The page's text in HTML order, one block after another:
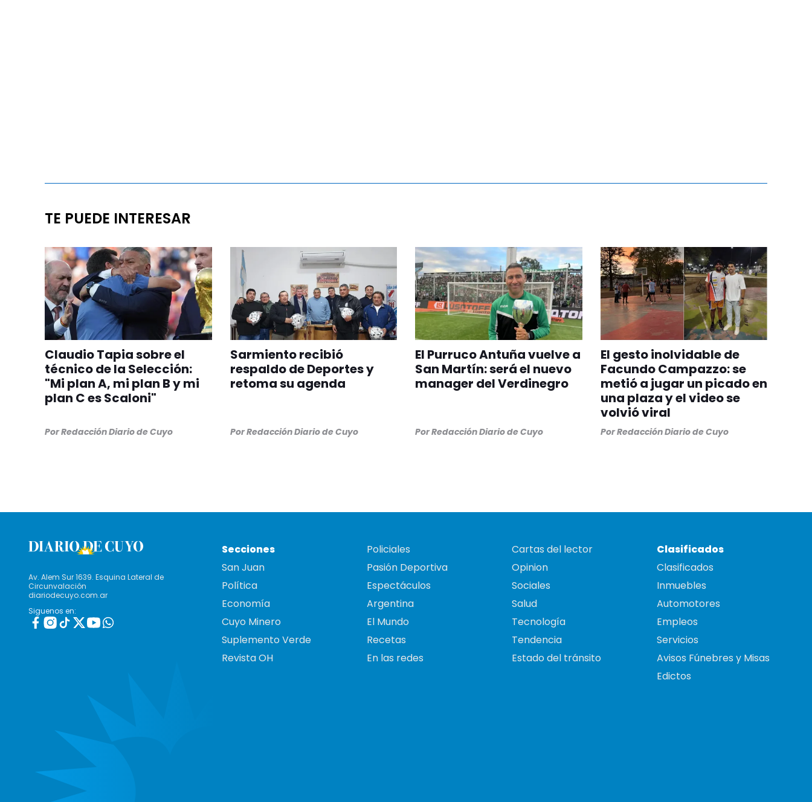
TE PUEDE INTERESAR
Claudio Tapia sobre el
técnico de la Selección:
"Mi plan A, mi plan B y mi
plan C es Scaloni"
PorRedacción Diario de Cuyo
Sarmiento recibió
respaldo de Deportes y
retoma su agenda
PorRedacción Diario de Cuyo
El Purruco Antuña vuelve a
San Martín: será el nuevo
manager del Verdinegro
PorRedacción Diario de Cuyo
El gesto inolvidable de
Facundo Campazzo: se
metió a jugar un picado en
una plaza y el video se
volvió viral
PorRedacción Diario de Cuyo
Av. Alem Sur 1639. Esquina Lateral de
Circunvalación
diariodecuyo.com.ar
Siguenos en:
Secciones
San Juan
Política
Economía
Cuyo Minero
Suplemento Verde
Revista OH
Policiales
Pasión Deportiva
Espectáculos
Argentina
El Mundo
Recetas
En las redes
Cartas del lector
Opinion
Sociales
Salud
Tecnología
Tendencia
Estado del tránsito
Clasificados
Clasificados
Inmuebles
Automotores
Empleos
Servicios
Avisos Fúnebres y Misas
Edictos